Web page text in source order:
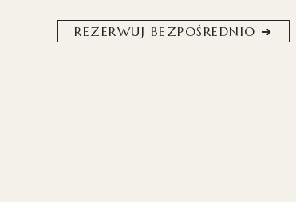
REZERWUJ BEZPOŚREDNIO ➜